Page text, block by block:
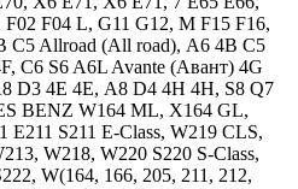
F04 L, G11 G12, M F15 F16,
C5 Allroad (All road), А6 4В С5
С6 S6 A6L Avante (Авант) 4G
D3 4E 4Е, А8 D4 4H 4Н, S8 Q7
BENZ W164 ML, X164 GL,
S211 E-Class, W219 CLS,
W218, W220 S220 S-Class,
W(164, 166, 205, 211, 212,